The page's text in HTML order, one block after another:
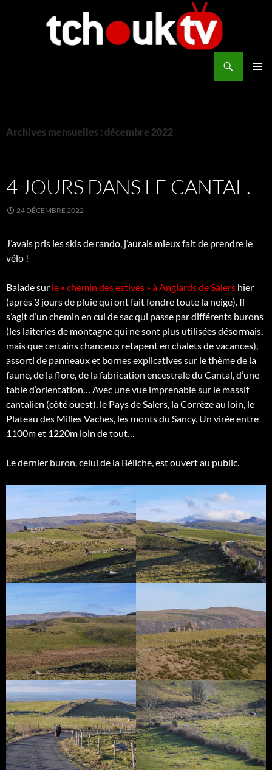
Archives mensuelles : décembre 2022
4 JOURS DANS LE CANTAL.
24 DÉCEMBRE 2022
J’avais pris les skis de rando, j’aurais mieux fait de prendre le
vélo !
Balade sur le « chemin des estives » à Anglards de Salers hier
(après 3 jours de pluie qui ont fait fondre toute la neige). Il
s’agit d’un chemin en cul de sac qui passe par différents burons
(les laiteries de montagne qui ne sont plus utilisées désormais,
mais que certains chanceux retapent en chalets de vacances),
assorti de panneaux et bornes explicatives sur le thème de la
faune, de la flore, de la fabrication encestrale du Cantal, d’une
table d’orientation… Avec une vue imprenable sur le massif
cantalien (côté ouest), le Pays de Salers, la Corrèze au loin, le
Plateau des Milles Vaches, les monts du Sancy. Un virée entre
1100m et 1220m loin de tout…
Le dernier buron, celui de la Béliche, est ouvert au public.